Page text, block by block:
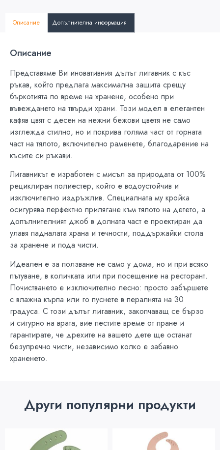
Описание Допълнителна информация
Описание
Представяме Ви иновативния дълъг лигавник с къс
ръкав, който предлага максимална защита срещу
бъркотията по време на хранене, особено при
въвеждането на твърди храни. Този модел в елегантен
кафяв цвят с десен на нежни бежови цветя не само
изглежда стилно, но и покрива голяма част от горната
част на тялото, включително раменете, благодарение на
късите си ръкави.
Лигавникът е изработен с мисъл за природата от 100%
рециклиран полиестер, който е водоустойчив и
изключително издръжлив. Специалната му кройка
осигурява перфектно прилягане към тялото на детето, а
допълнителният джоб в долната част е проектиран да
улавя падналата храна и течности, поддържайки стола
за хранене и пода чисти.
Идеален е за ползване не само у дома, но и при всяко
пътуване, в количката или при посещение на ресторант.
Почистването е изключително лесно: просто забършете
с влажна кърпа или го пуснете в пералнята на 30
градуса. С този дълъг лигавник, закопчаващ се бързо
и сигурно на врата, вие пестите време от пране и
гарантирате, че дрехите на вашето дете ще останат
безупречно чисти, независимо колко е забавно
храненето.
Други популярни продукти